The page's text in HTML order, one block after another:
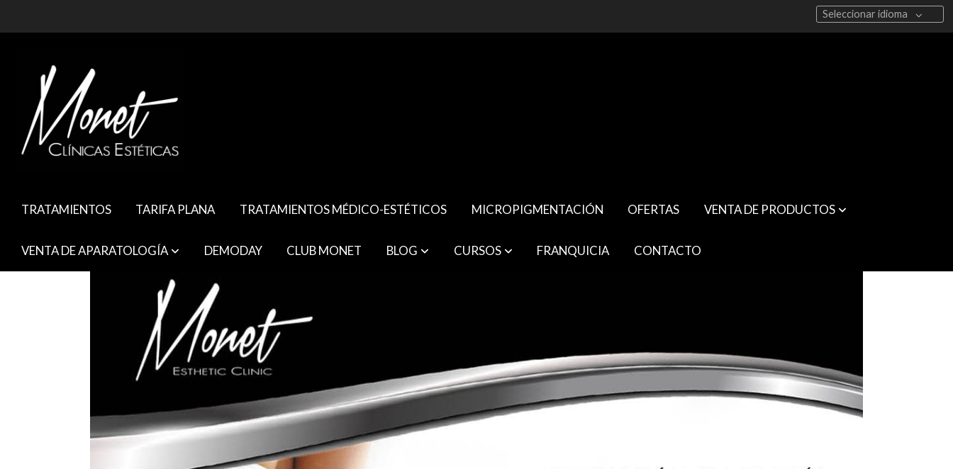
Seleccionar idioma
TRATAMIENTOS TARIFA PLANA TRATAMIENTOS MÉDICO-ESTÉTICOS MICROPIGMENTACIÓN OFERTAS VENTA DE PRODUCTOS
VENTA DE APARATOLOGÍA DEMODAY CLUB MONET BLOG CURSOS FRANQUICIA CONTACTO